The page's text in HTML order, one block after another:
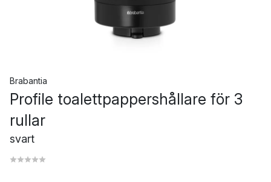
Brabantia
Profile toalettpappershållare för 3
rullar
svart